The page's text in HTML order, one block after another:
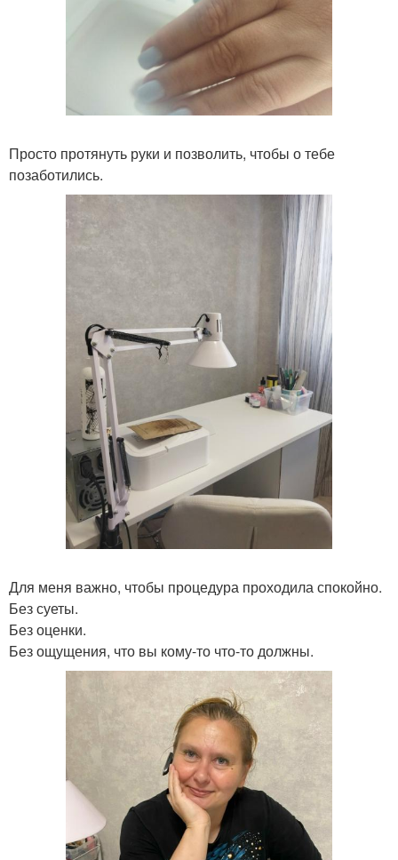
Просто протянуть руки и позволить, чтобы о тебе
позаботились.
Для меня важно, чтобы процедура проходила спокойно.
Без суеты.
Без оценки.
Без ощущения, что вы кому-то что-то должны.